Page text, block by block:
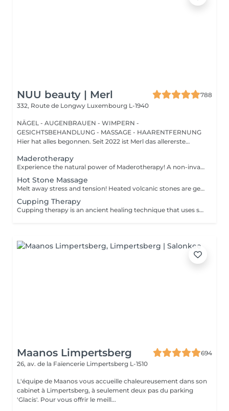
NUU beauty | Merl
788
332, Route de Longwy Luxembourg L-1940
NÄGEL - AUGENBRAUEN - WIMPERN -
GESICHTSBEHANDLUNG - MASSAGE - HAARENTFERNUNG
Hier hat alles begonnen. Seit 2022 ist Merl das allererste
Maderotherapy
Experience the natural power of Maderotherapy! A non-invasive massage technique using wooden tools. It improves circulation and lymphatic drainage, reduces cellulite, helps contour the body, and eliminates excess fluid. Types: - Brazilian: focuses on legs and glutes, helps shape the silhouette; - Abdomen: reduces volume and firms the skin; - Full body: promotes relaxation and overall recovery. Age restrictions: recommended to do from 16 years old. Post-procedure recommendations: do not do sports and any sharp movement for 2-3 hours after the procedure. Frequency: 2-3 times per week, 8-10 sessions. Repeat once in 3-6 months. Contraindications: pregnancy, inflammation, acne, varicose veins in the acute stage.
Hot Stone Massage
Melt away stress and tension! Heated volcanic stones are gently placed and massaged over the body to warm the muscles, increase circulation, and promote a deep state of relaxation. Perfect for relieving tension, easing anxiety, and restoring inner calm. Age restrictions: there are no age restrictions for this procedure. Post procedure recommendations: do not do sport and any sharp movements 2-3 hours after the procedure. Frequency: 1-2 times per week, 10 times in total. Repeat once in 3-6 months.
Cupping Therapy
Cupping therapy is an ancient healing technique that uses special cups to create gentle suction on the skin. This suction promotes blood flow, relieves muscle tension, reduces inflammation, and supports deep relaxation. The treatment can help release toxins, improve circulation, and ease chronic pain or stiffness. *Please note that cupping therapy could just be added to a massage service with includes back massage.
Maanos Limpertsberg
694
26, av. de la Faïencerie Limpertsberg L-1510
L'équipe de Maanos vous accueille chaleureusement dans son
cabinet à Limpertsberg, à seulement deux pas du parking
'Glacis'. Pour vous offrir le meill...